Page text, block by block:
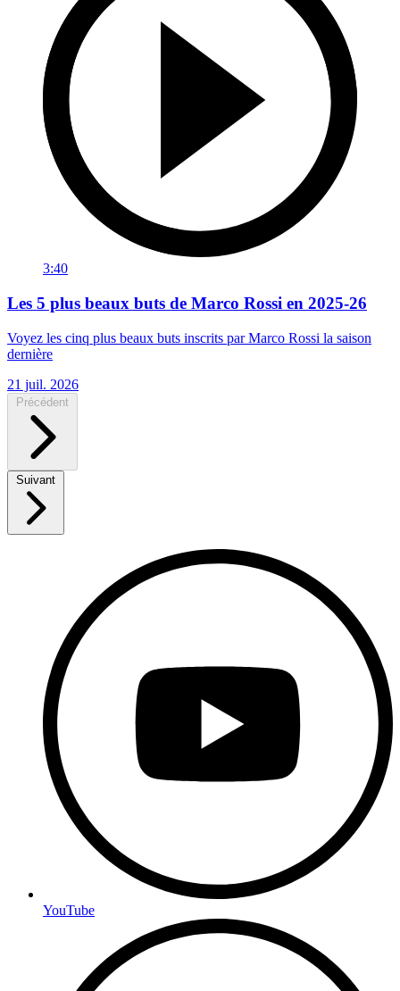
3:40
Les 5 plus beaux buts de Marco Rossi en 2025-26
Voyez les cinq plus beaux buts inscrits par Marco Rossi la saison
dernière
21 juil. 2026
Précédent
Suivant
YouTube